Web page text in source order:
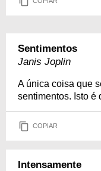
Sentimentos
Janis Joplin
A única coisa que
sentimentos. Isto é
COPIAR
Intensamente